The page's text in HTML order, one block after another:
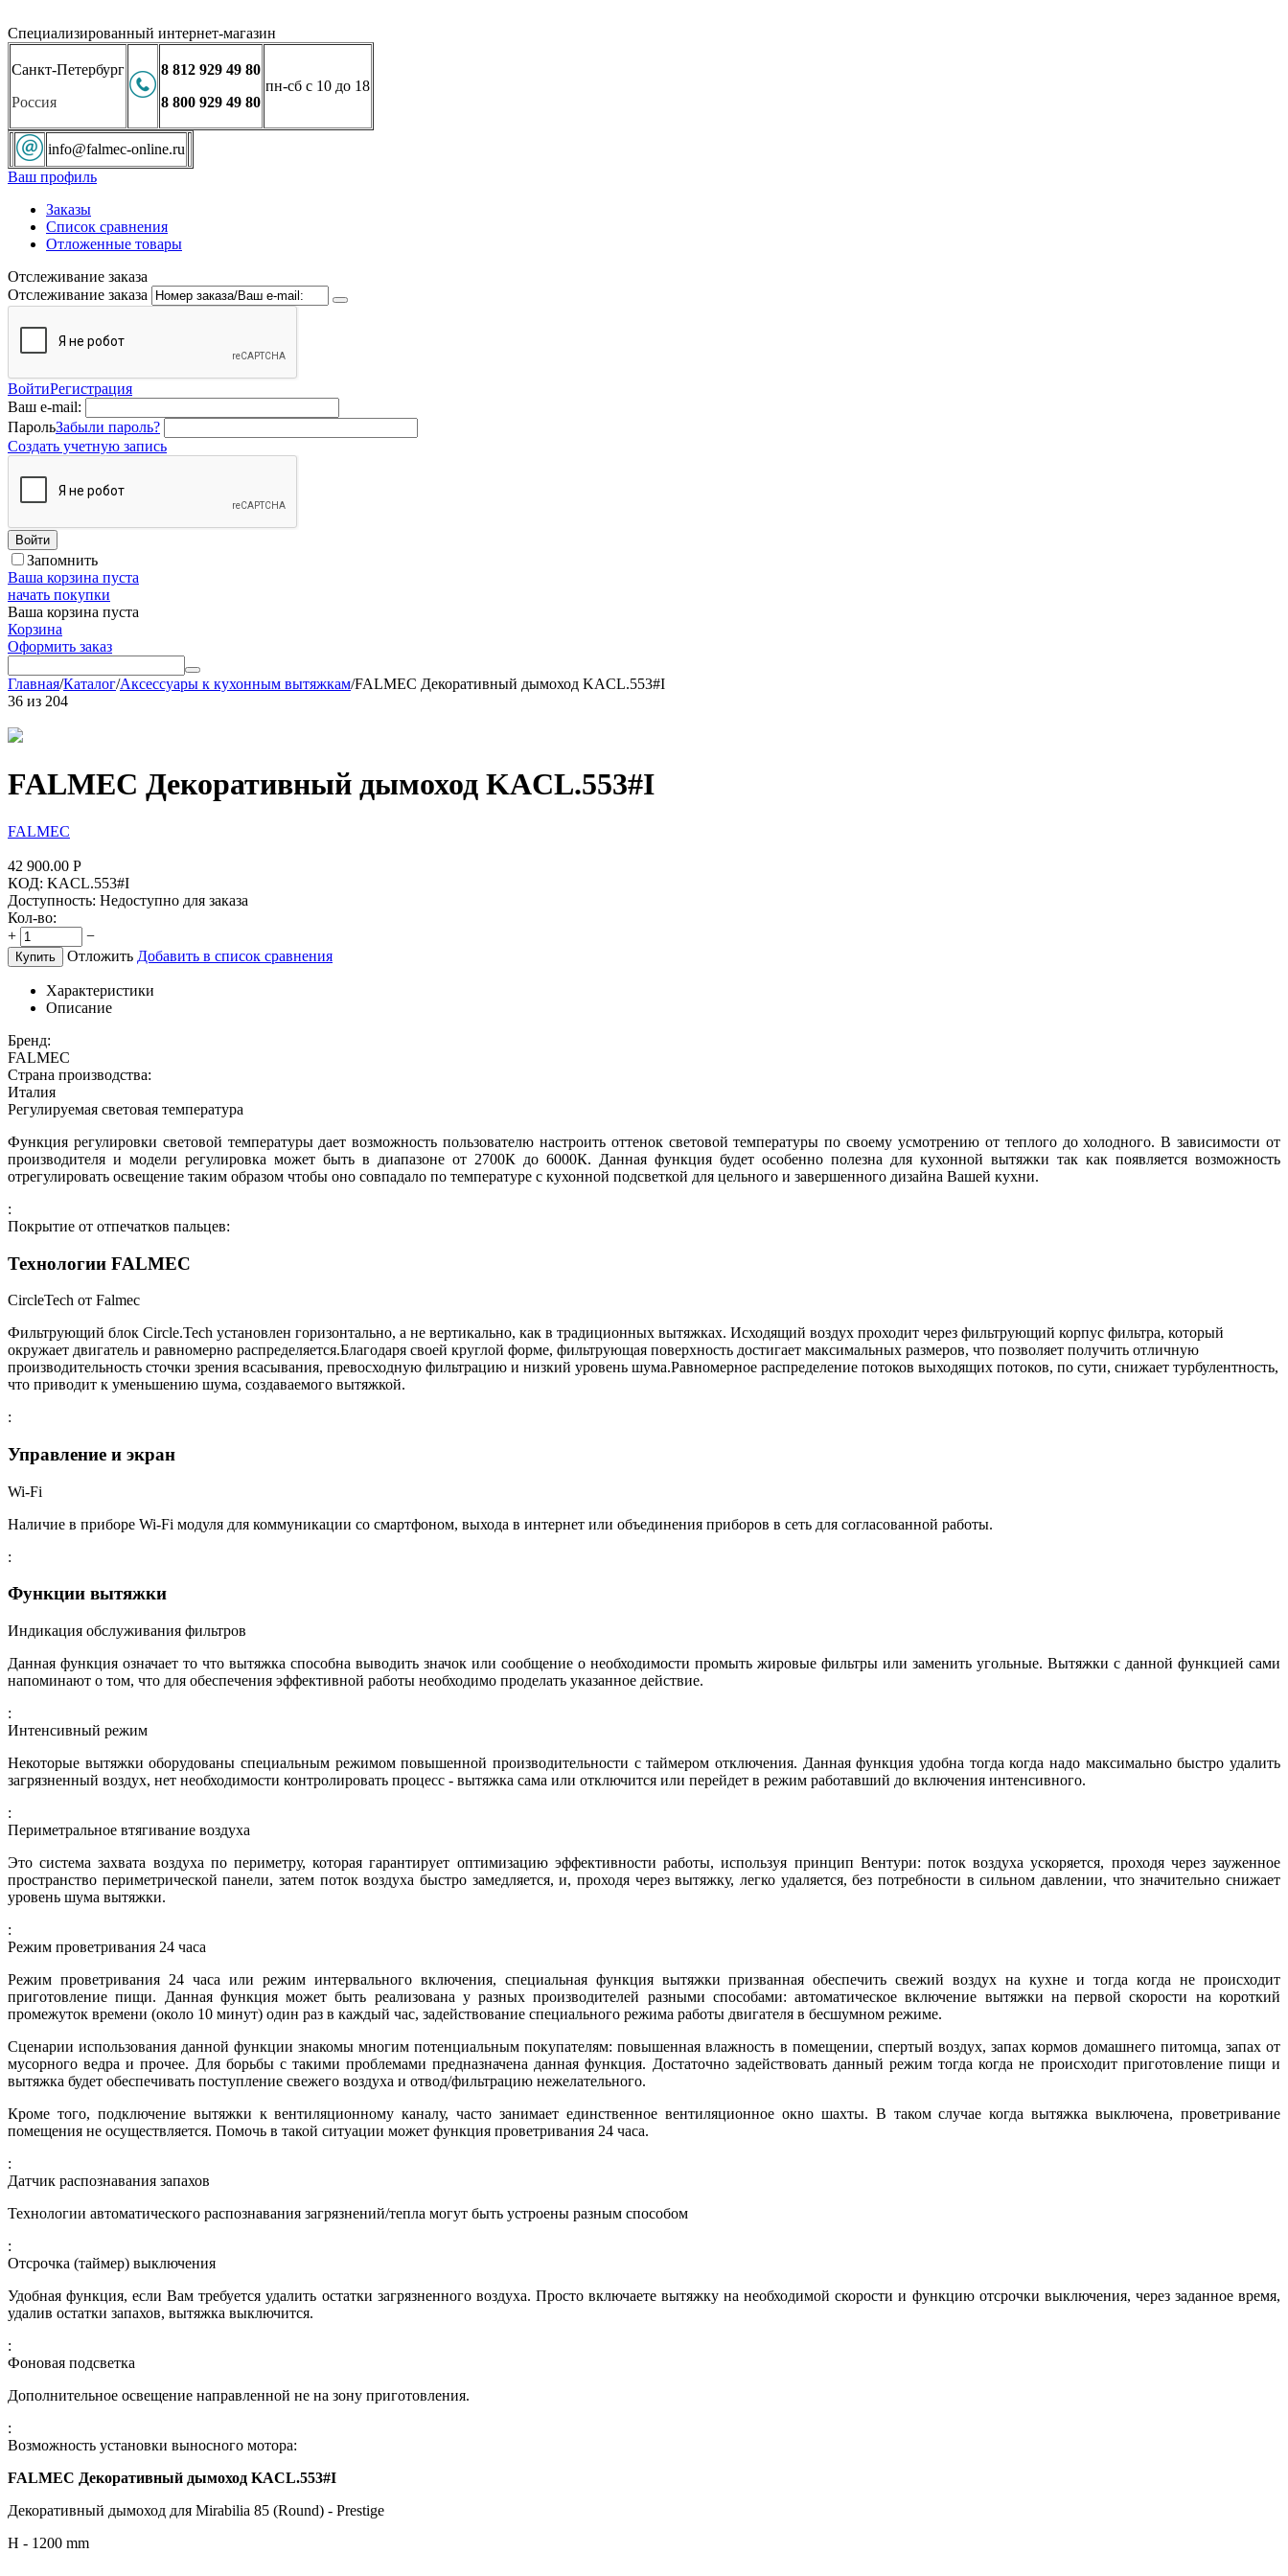
Специализированный интернет-магазин
Санкт-Петербург
Россия
8 812 929 49 80
8 800 929 49 80
пн-сб с 10 до 18
info@falmec-online.ru
Ваш профиль
Заказы
Список сравнения
Отложенные товары
Отслеживание заказа
Отслеживание заказа
ВойтиРегистрация
Ваш e-mail:
ПарольЗабыли пароль?
Создать учетную запись
Войти
Запомнить
Ваша корзина пуста
начать покупки
Ваша корзина пуста
Корзина
Оформить заказ
Главная/Каталог/Аксессуары к кухонным вытяжкам/FALMEC Декоративный дымоход KACL.553#I
36 из 204
FALMEC Декоративный дымоход KACL.553#I
FALMEC
42 900.00 Р
КОД: KACL.553#I
Доступность: Недоступно для заказа
Кол-во:
+
−
Купить Отложить Добавить в список сравнения
Характеристики
Описание
Бренд:
FALMEC
Страна производства:
Италия
Регулируемая световая температура
Функция регулировки световой температуры дает возможность пользователю настроить оттенок световой температуры по своему усмотрению от теплого до холодного. В зависимости от
производителя и модели регулировка может быть в диапазоне от 2700К до 6000К. Данная функция будет особенно полезна для кухонной вытяжки так как появляется возможность
отрегулировать освещение таким образом чтобы оно совпадало по температуре с кухонной подсветкой для цельного и завершенного дизайна Вашей кухни.
:
Покрытие от отпечатков пальцев:
Технологии FALMEC
СircleTech от Falmec
Фильтрующий блок Circle.Tech установлен горизонтально, а не вертикально, как в традиционных вытяжках. Исходящий воздух проходит через фильтрующий корпус фильтра, который
окружает двигатель и равномерно распределяется.Благодаря своей круглой форме, фильтрующая поверхность достигает максимальных размеров, что позволяет получить отличную
производительность сточки зрения всасывания, превосходную фильтрацию и низкий уровень шума.Равномерное распределение потоков выходящих потоков, по сути, снижает турбулентность,
что приводит к уменьшению шума, создаваемого вытяжкой.
:
Управление и экран
Wi-Fi
Наличие в приборе Wi-Fi модуля для коммуникации со смартфоном, выхода в интернет или объединения приборов в сеть для согласованной работы.
:
Функции вытяжки
Индикация обслуживания фильтров
Данная функция означает то что вытяжка способна выводить значок или сообщение о необходимости промыть жировые фильтры или заменить угольные. Вытяжки с данной функцией сами
напоминают о том, что для обеспечения эффективной работы необходимо проделать указанное действие.
:
Интенсивный режим
Некоторые вытяжки оборудованы специальным режимом повышенной производительности с таймером отключения. Данная функция удобна тогда когда надо максимально быстро удалить
загрязненный воздух, нет необходимости контролировать процесс - вытяжка сама или отключится или перейдет в режим работавший до включения интенсивного.
:
Периметральное втягивание воздуха
Это система захвата воздуха по периметру, которая гарантирует оптимизацию эффективности работы, используя принцип Вентури: поток воздуха ускоряется, проходя через зауженное
пространство периметрической панели, затем поток воздуха быстро замедляется, и, проходя через вытяжку, легко удаляется, без потребности в сильном давлении, что значительно снижает
уровень шума вытяжки.
:
Режим проветривания 24 часа
Режим проветривания 24 часа или режим интервального включения, специальная функция вытяжки призванная обеспечить свежий воздух на кухне и тогда когда не происходит
приготовление пищи. Данная функция может быть реализована у разных производителей разными способами: автоматическое включение вытяжки на первой скорости на короткий
промежуток времени (около 10 минут) один раз в каждый час, задействование специального режима работы двигателя в бесшумном режиме.
Сценарии использования данной функции знакомы многим потенциальным покупателям: повышенная влажность в помещении, спертый воздух, запах кормов домашнего питомца, запах от
мусорного ведра и прочее. Для борьбы с такими проблемами предназначена данная функция. Достаточно задействовать данный режим тогда когда не происходит приготовление пищи и
вытяжка будет обеспечивать поступление свежего воздуха и отвод/фильтрацию нежелательного.
Кроме того, подключение вытяжки к вентиляционному каналу, часто занимает единственное вентиляционное окно шахты. В таком случае когда вытяжка выключена, проветривание
помещения не осуществляется. Помочь в такой ситуации может функция проветривания 24 часа.
:
Датчик распознавания запахов
Технологии автоматического распознавания загрязнений/тепла могут быть устроены разным способом
:
Отсрочка (таймер) выключения
Удобная функция, если Вам требуется удалить остатки загрязненного воздуха. Просто включаете вытяжку на необходимой скорости и функцию отсрочки выключения, через заданное время,
удалив остатки запахов, вытяжка выключится.
:
Фоновая подсветка
Дополнительное освещение направленной не на зону приготовления.
:
Возможность установки выносного мотора:
FALMEC Декоративный дымоход KACL.553#I
Декоративный дымоход для Mirabilia 85 (Round) - Prestige
H - 1200 mm